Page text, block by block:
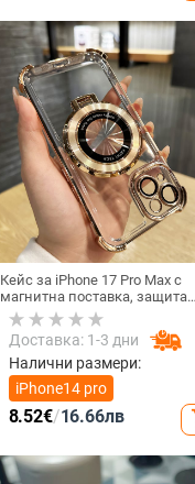
Кейс за iPhone 17 Pro Max с
магнитна поставка, защита
срещу изпускане на четирите
ъгъла, акрилен корпус с
електроплатиран финиш
Доставка: 1-3 дни
Налични размери:
iPhone14 pro
8.52€/16.66лв